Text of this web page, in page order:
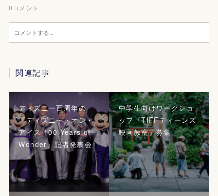
0 コメント
関連記事
ディズニー百周年の
『ディズニー・オン・
アイス 100 Years of
Wonder』記者発表会
中学生向けワークショ
ップ『TIFFティーンズ
映画教室』募集